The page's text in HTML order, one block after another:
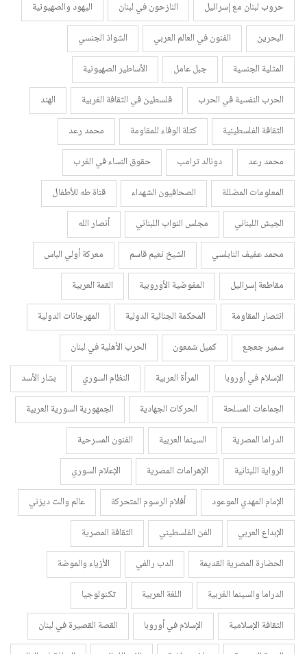
حروب لبنان مع إسرائيل
النازحون في لبنان
اليهود والصهيونية
البحرين
الفنون في العالم العربي
الشواذ الجنسي
المثلية الجنسية
جبل عامل
الأساطير الصهيونية
الحرب النفسية في الحرب
فلسطين في الثقافة الغربية
الهند
الثقافة الفلسطينية
كتلة الوفاء للمقاومة
محمد رعد
محمد رعد
دونالد ترامب
حقوق النساء في الغرب
المعلومات المضللة
الصحافيون الشهداء
قناة طه للأطفال
الجيش اللبناني
مجلس النواب اللبناني
أنصار الله
محمد عفيف النابلسي
الشيخ نعيم قاسم
معركة أولي الباس
مقاطعة إسرائيل
المفوضية الأوروبية
القمة العربية
انتصار المقاومة
المحكمة الجنائية الدولية
المهرجانات الدولية
سمير جعجع
كميل شمعون
الحرب الأهلية في لبنان
الإسلام في أوروبا
المرأة العربية النظام السوري
بشار الأسد
الجماعات المسلحة
الحركات الجهادية
الجمهورية السورية العربية
الدراما المصرية
السينما العربية
الفنون المسرحية
الرواية اللبنانية
الإهرامات المصرية
الإعلام السوري
الإمام المهدي الموعود
أفلام الرسوم المتحركة
عالم والت ديزني
الإبداع العربي
الفن الفلسطيني
الثقافة المصرية
الحضارة المصرية القديمة
الدب رالفي
الأزياء والموضة
الدراما والسينما الغربية
اللغة العربية
تكنولوجيا
الثقافة الإسلامية
الإسلام في أوروبا
القصة القصيرة في لبنان